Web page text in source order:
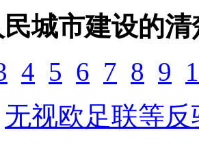
城市建设的清
4 5 6 7 8 9
无视欧足联等